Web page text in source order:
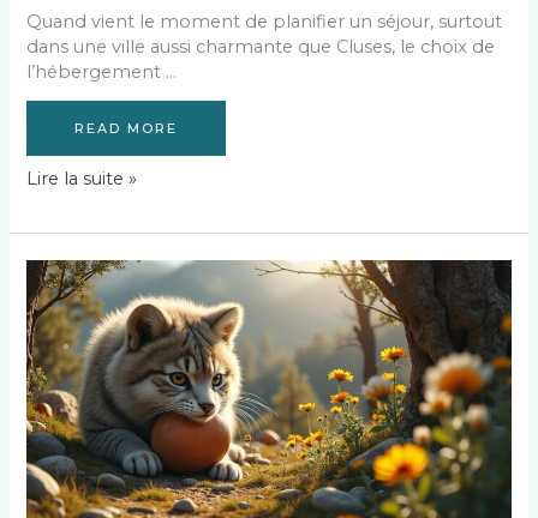
Quand vient le moment de planifier un séjour, surtout
dans une ville aussi charmante que Cluses, le choix de
l’hébergement …
READ MORE
Logitel
Cithotel
comment
choisir
l’hébergement
idéal
pour
votre
séjour
?
Lire la suite »